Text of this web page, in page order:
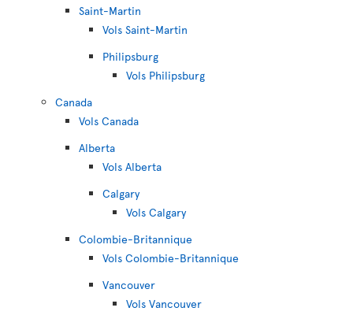
Saint-Martin
Vols Saint-Martin
Philipsburg
Vols Philipsburg
Canada
Vols Canada
Alberta
Vols Alberta
Calgary
Vols Calgary
Colombie-Britannique
Vols Colombie-Britannique
Vancouver
Vols Vancouver